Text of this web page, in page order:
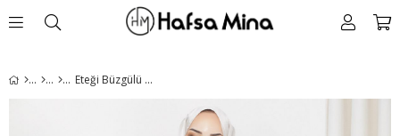
Eteği Büzgülü Aerobin Elbise Mint HM2219